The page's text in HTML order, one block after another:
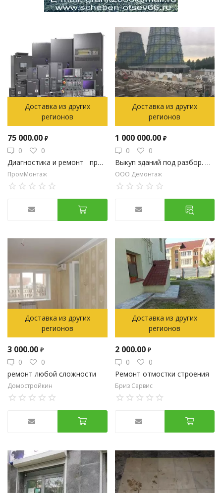
Доставка из других
регионов
75 000.00 ₽
0
0
Диагностика и ремонт промышленного оборудования
ПромМонтаж
Доставка из других
регионов
1 000 000.00 ₽
0
0
Выкуп зданий под разбор. Демонтаж
ООО Демонтаж
Доставка из других
регионов
3 000.00 ₽
0
0
ремонт любой сложности
Домостройкин
Доставка из других
регионов
2 000.00 ₽
0
0
Ремонт отмостки строения
Бриз Сервис